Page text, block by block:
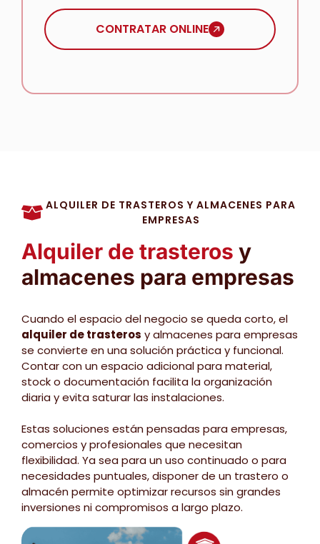
CONTRATAR ONLINE
ALQUILER DE TRASTEROS Y ALMACENES PARA
EMPRESAS
Alquiler de trasteros y
almacenes para empresas
Cuando el espacio del negocio se queda corto, el
alquiler de trasteros y almacenes para empresas
se convierte en una solución práctica y funcional.
Contar con un espacio adicional para material,
stock o documentación facilita la organización
diaria y evita saturar las instalaciones.
Estas soluciones están pensadas para empresas,
comercios y profesionales que necesitan
flexibilidad. Ya sea para un uso continuado o para
necesidades puntuales, disponer de un trastero o
almacén permite optimizar recursos sin grandes
inversiones ni compromisos a largo plazo.